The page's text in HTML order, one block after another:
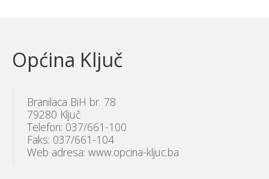
Općina Ključ
Branilaca BiH br. 78
79280 Ključ
Telefon: 037/661-100
Faks: 037/661-104
Web adresa: www.opcina-kljuc.ba